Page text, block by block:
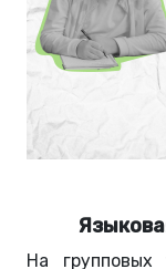
На групповых